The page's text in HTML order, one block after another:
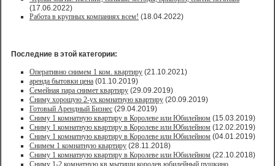
(17.06.2022)
Работа в крупных компаниях всем! (18.04.2022)
Последние в этой категории:
Оперативно снимем 1 ком. квартиру (21.10.2021)
аренда бытовки цена (01.10.2019)
Семейная пара снимет квартиру (29.09.2019)
Сниму хорошую 2-ух комнатную квартиру (20.09.2019)
Готовый Арендный Бизнес (29.04.2019)
Сниму 1 комнатную квартиру в Королеве или Юбилейном (15.03.2019)
Сниму 1 комнатную квартиру в Королеве или Юбилейном (12.02.2019)
Сниму 1 комнатную квартиру в Королеве или Юбилейном (04.01.2019)
Снимем 1 комнатную квартиру (28.11.2018)
Сниму 1 комнатную квартиру в Королеве или Юбилейном (22.10.2018)
Сниму 1-2 комнатную кв мытищи королев юбилейный пушкино